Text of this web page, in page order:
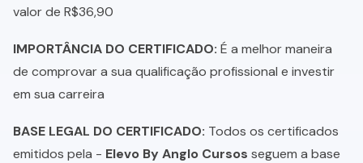
valor de R$36,90
IMPORTÂNCIA DO CERTIFICADO: É a melhor maneira
de comprovar a sua qualificação profissional e investir
em sua carreira
BASE LEGAL DO CERTIFICADO: Todos os certificados
emitidos pela - Elevo By Anglo Cursos seguem a base